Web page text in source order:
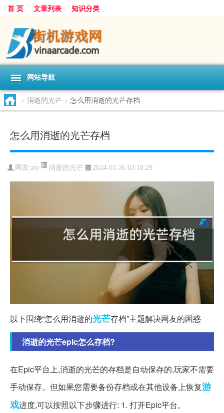
首 页 文章列表 知识分类
网站导航
> 消逝的光芒 > 怎么用消逝的光芒存档
怎么用消逝的光芒存档
网友:zly 消逝的光芒 2024-03-26 03:18:29
以下围绕“怎么用消逝的光芒存档”主题解决网友的困惑
消逝的光芒epic怎么存档?
在Epic平台上,消逝的光芒的存档是自动保存的,玩家不需要
手动保存。但如果您需要备份存档或在其他设备上恢复游
戏进度,可以按照以下步骤进行: 1. 打开Epic平台。